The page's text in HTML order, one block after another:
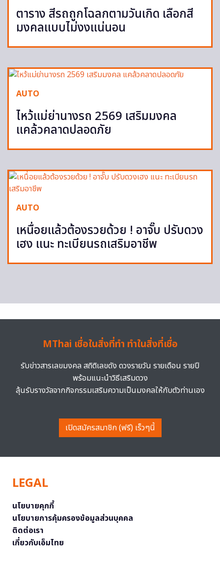
ตาราง สีรถถูกโฉลกตามวันเกิด เลือกสี
มงคลแบบไม่งงแน่นอน
AUTO
ไหว้แม่ย่านางรถ 2569 เสริมมงคล
แคล้วคลาดปลอดภัย
AUTO
เหนื่อยแล้วต้องรวยด้วย ! อาจั๊บ ปรับดวง
เฮง แนะ ทะเบียนรถเสริมอาชีพ
MThai เชื่อในสิ่งที่ทำ ทำในสิ่งที่เชื่อ
รับข่าวสารเลขมงคล สถิติเลขดัง ดวงรายวัน รายเดือน รายปี
พร้อมแนะนำวิธีเสริมดวง
ลุ้นรับรางวัลจากกิจกรรมเสริมความเป็นมงคลให้กับตัวท่านเอง
เปิดสมัครสมาชิก (ฟรี) เร็วๆนี้
LEGAL
นโยบายคุกกี้
นโยบายการคุ้มครองข้อมูลส่วนบุคคล
ติดต่อเรา
เกี่ยวกับเอ็มไทย